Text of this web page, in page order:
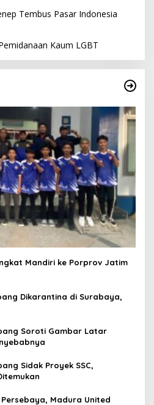
Tembus Pasar Indonesia
Kaum LGBT
Mandiri ke Porprov Jatim
Dikarantina di Surabaya,
Soroti Gambar Latar
Sidak Proyek SSC,
Madura United